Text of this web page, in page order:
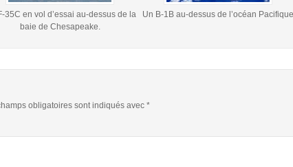
35C en vol d’essai au-dessus de la
baie de Chesapeake.
Un B-1B au-dessus de l’océan Pacifique
obligatoires sont indiqués avec *